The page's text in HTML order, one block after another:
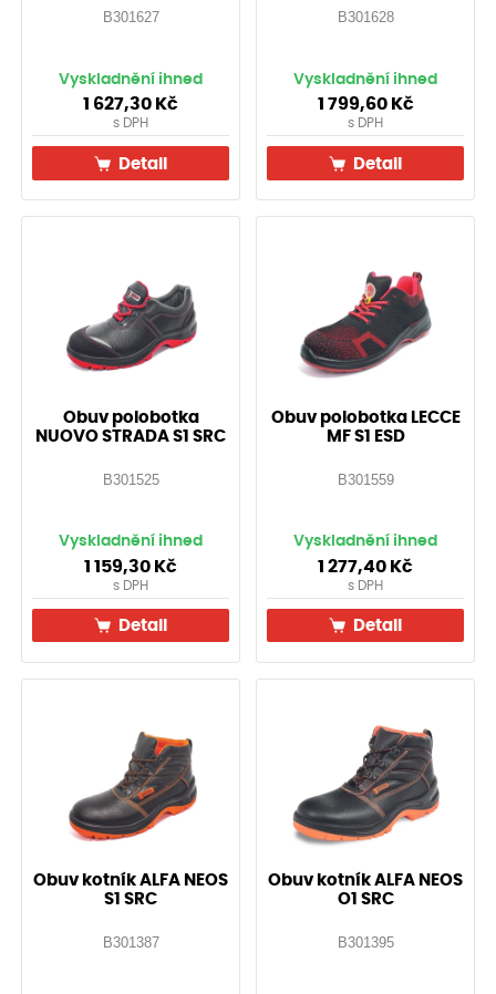
B301627
Vyskladnění ihned
1 627,30 Kč
s DPH
Detail
B301628
Vyskladnění ihned
1 799,60 Kč
s DPH
Detail
Obuv polobotka
NUOVO STRADA S1 SRC
B301525
Vyskladnění ihned
1 159,30 Kč
s DPH
Detail
Obuv polobotka LECCE
MF S1 ESD
B301559
Vyskladnění ihned
1 277,40 Kč
s DPH
Detail
Obuv kotník ALFA NEOS
S1 SRC
B301387
Obuv kotník ALFA NEOS
O1 SRC
B301395